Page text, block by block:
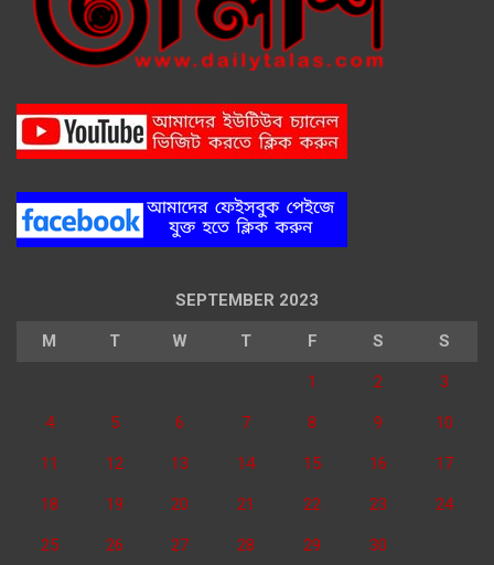
SEPTEMBER 2023
M T W T F S S
1 2 3
4 5 6 7 8 9 10
11 12 13 14 15 16 17
18 19 20 21 22 23 24
25 26 27 28 29 30